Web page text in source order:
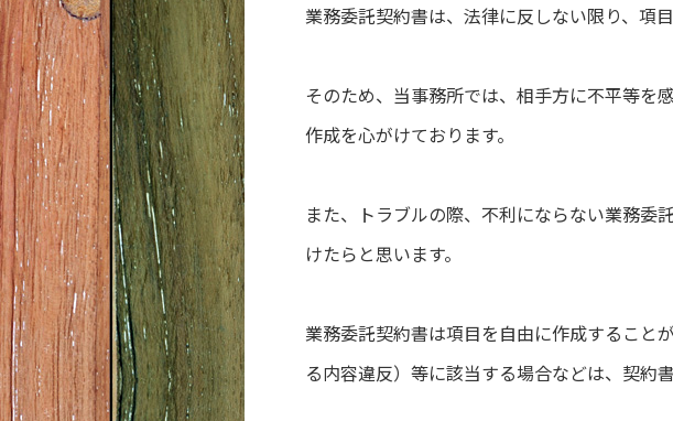
業務委託契約書は、法律に反しない限り、項
そのため、当事務所では、相手方に不平等を
作成を心がけております。
また、トラブルの際、不利にならない業務委
けたらと思います。
業務委託契約書は項目を自由に作成すること
る内容違反）等に該当する場合などは、契約